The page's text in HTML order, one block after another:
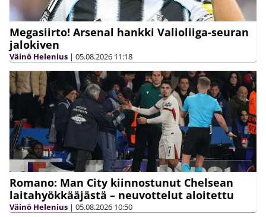
Megasiirto! Arsenal hankki Valioliiga-seuran
jalokiven
Väinö Helenius | 05.08.2026 11:18
Romano: Man City kiinnostunut Chelsean
laitahyökkääjästä – neuvottelut aloitettu
Väinö Helenius | 05.08.2026 10:50